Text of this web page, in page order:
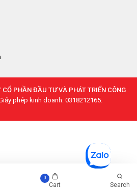
CỔ PHẦN ĐẦU TƯ VÀ PHÁT TRIỂN CÔNG
Giấy phép kinh doanh: 0318212165.
0
Cart Search